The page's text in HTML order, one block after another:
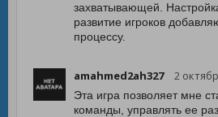
захватывающей.
развитие игроков
процессу.
amahmed2ah327 2
Эта игра позволяет мне
команды, управлять ее